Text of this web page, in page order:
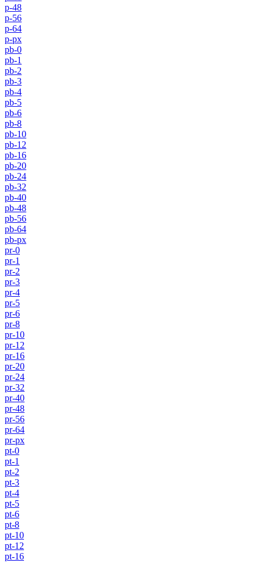
p-48
p-56
p-64
p-px
pb-0
pb-1
pb-2
pb-3
pb-4
pb-5
pb-6
pb-8
pb-10
pb-12
pb-16
pb-20
pb-24
pb-32
pb-40
pb-48
pb-56
pb-64
pb-px
pr-0
pr-1
pr-2
pr-3
pr-4
pr-5
pr-6
pr-8
pr-10
pr-12
pr-16
pr-20
pr-24
pr-32
pr-40
pr-48
pr-56
pr-64
pr-px
pt-0
pt-1
pt-2
pt-3
pt-4
pt-5
pt-6
pt-8
pt-10
pt-12
pt-16